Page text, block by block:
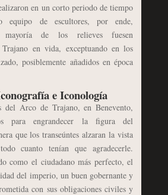
en un corto periodo de tiempo
de escultores, por ende,
mayoría de los relieves fuesen
en vida, exceptuando en los
posiblemente añadidos en época
e Iconología
Arco de Trajano, en Benevento,
para engrandecer la figura del
que los transeúntes alzaran la vista
cuanto tenían que agradecerle.
como el ciudadano más perfecto, el
del imperio, un buen gobernante y
con sus obligaciones civiles y